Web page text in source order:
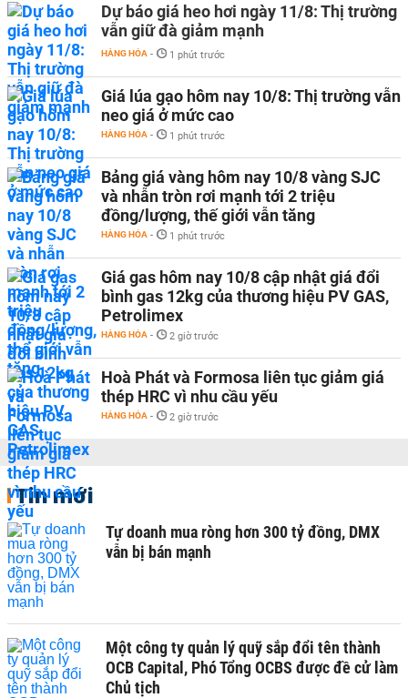
Dự báo giá heo hơi ngày 11/8: Thị trường
vẫn giữ đà giảm mạnh
HÀNG HÓA - 1 phút trước
Giá lúa gạo hôm nay 10/8: Thị trường vẫn
neo giá ở mức cao
HÀNG HÓA - 1 phút trước
Bảng giá vàng hôm nay 10/8 vàng SJC
và nhẫn tròn rơi mạnh tới 2 triệu
đồng/lượng, thế giới vẫn tăng
HÀNG HÓA - 1 phút trước
Giá gas hôm nay 10/8 cập nhật giá đổi
bình gas 12kg của thương hiệu PV GAS,
Petrolimex
HÀNG HÓA - 2 giờ trước
Hoà Phát và Formosa liên tục giảm giá
thép HRC vì nhu cầu yếu
HÀNG HÓA - 2 giờ trước
Tin mới
Tự doanh mua ròng hơn 300 tỷ đồng, DMX
vẫn bị bán mạnh
Một công ty quản lý quỹ sắp đổi tên thành
OCB Capital, Phó Tổng OCBS được đề cử làm
Chủ tịch